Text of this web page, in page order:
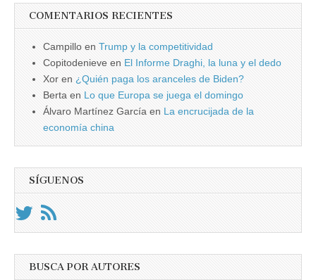
COMENTARIOS RECIENTES
Campillo en Trump y la competitividad
Copitodenieve en El Informe Draghi, la luna y el dedo
Xor en ¿Quién paga los aranceles de Biden?
Berta en Lo que Europa se juega el domingo
Álvaro Martínez García en La encrucijada de la
economía china
SÍGUENOS
BUSCA POR AUTORES